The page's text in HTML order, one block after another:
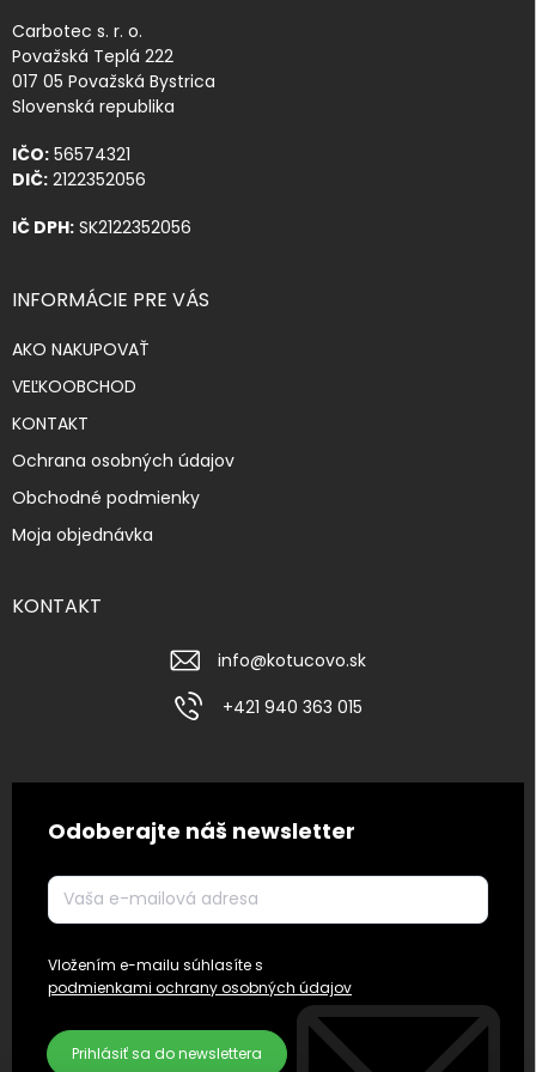
Carbotec s. r. o.
Považská Teplá 222
017 05 Považská Bystrica
Slovenská republika
IČO: 56574321
DIČ: 2122352056
IČ DPH: SK2122352056
INFORMÁCIE PRE VÁS
AKO NAKUPOVAŤ
VEĽKOOBCHOD
KONTAKT
Ochrana osobných údajov
Obchodné podmienky
Moja objednávka
KONTAKT
info@kotucovo.sk
+421 940 363 015
Odoberajte náš newsletter
Vložením e-mailu súhlasíte s
podmienkami ochrany osobných údajov
Prihlásiť sa do newslettera